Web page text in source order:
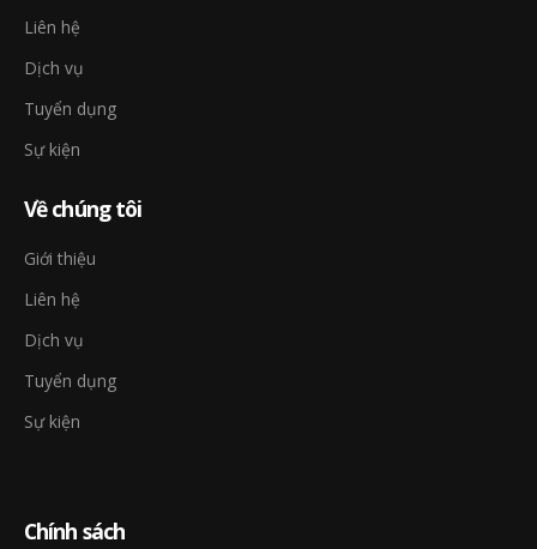
Liên hệ
Dịch vụ
Tuyển dụng
Sự kiện
Về chúng tôi
Giới thiệu
Liên hệ
Dịch vụ
Tuyển dụng
Sự kiện
Chính sách